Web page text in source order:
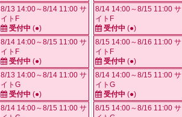
8/13 14:00～8/14 11:00 サ
イトF
受付中 (●)
8/14 14:00～8/15 11:00 サ
イトF
受付中 (●)
8/13 14:00～8/14 11:00 サ
イトG
受付中 (●)
8/14 14:00～8/15 11:00 サ
8/14 14:00～8/15 11:00 サ
イトF
受付中 (●)
8/15 14:00～8/16 11:00 サ
イトF
受付中 (●)
8/14 14:00～8/15 11:00 サ
イトG
受付中 (●)
8/15 14:00～8/16 11:00 サ